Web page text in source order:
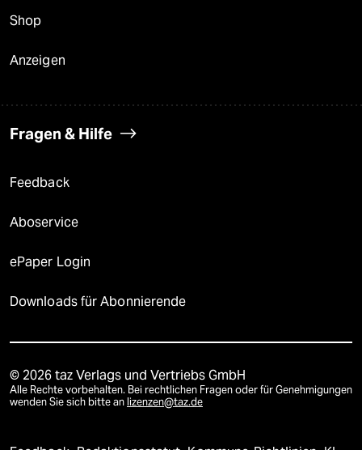
Shop
Anzeigen
Fragen & Hilfe
Feedback
Aboservice
ePaper Login
Downloads für Abonnierende
© 2026 taz Verlags und Vertriebs GmbH
Alle Rechte vorbehalten. Bei rechtlichen Fragen oder für Genehmigungen
wenden Sie sich bitte an lizenzen@taz.de